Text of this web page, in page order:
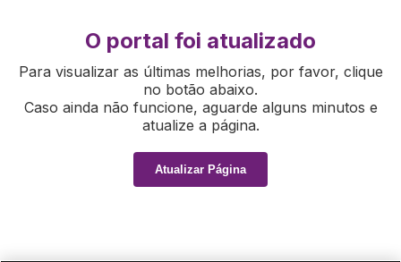
O portal foi atualizado
Para visualizar as últimas melhorias, por favor, clique
no botão abaixo.
Caso ainda não funcione, aguarde alguns minutos e
atualize a página.
Atualizar Página